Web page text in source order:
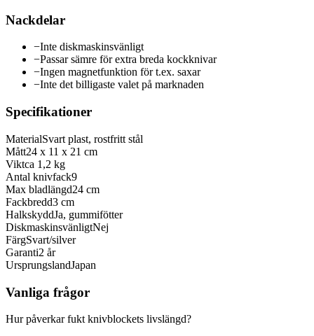
Nackdelar
−Inte diskmaskinsvänligt
−Passar sämre för extra breda kockknivar
−Ingen magnetfunktion för t.ex. saxar
−Inte det billigaste valet på marknaden
Specifikationer
MaterialSvart plast, rostfritt stål
Mått24 x 11 x 21 cm
Viktca 1,2 kg
Antal knivfack9
Max bladlängd24 cm
Fackbredd3 cm
HalkskyddJa, gummifötter
DiskmaskinsvänligtNej
FärgSvart/silver
Garanti2 år
UrsprungslandJapan
Vanliga frågor
Hur påverkar fukt knivblockets livslängd?